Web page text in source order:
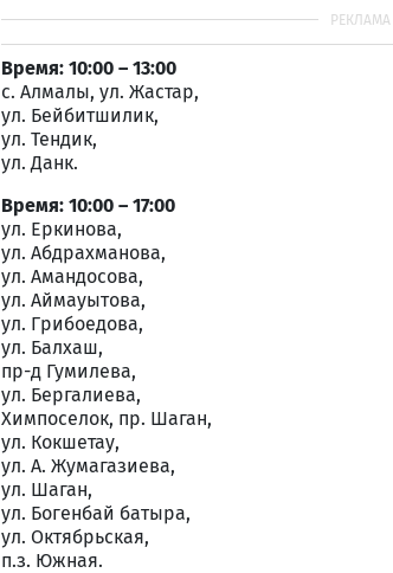
Время: 10:00 – 13:00
с. Алмалы, ул. Жастар,
ул. Бейбитшилик,
ул. Тендик,
ул. Данк.
Время: 10:00 – 17:00
ул. Еркинова,
ул. Абдрахманова,
ул. Амандосова,
ул. Аймауытова,
ул. Грибоедова,
ул. Балхаш,
пр-д Гумилева,
ул. Бергалиева,
Химпоселок, пр. Шаган,
ул. Кокшетау,
ул. А. Жумагазиева,
ул. Шаган,
ул. Богенбай батыра,
ул. Октябрьская,
п.з. Южная.